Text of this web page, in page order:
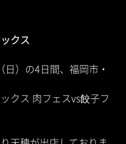
クス
）の4日間、福岡市・
クス 肉フェスvs餃子フ